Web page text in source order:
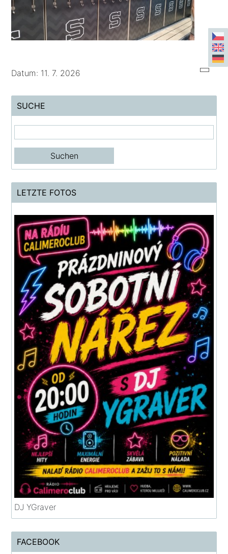
Datum: 11. 7. 2026
SUCHE
LETZTE FOTOS
DJ YGraver
FACEBOOK